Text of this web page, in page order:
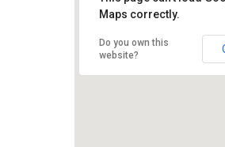
Maps correctly.
Do you own this
website?